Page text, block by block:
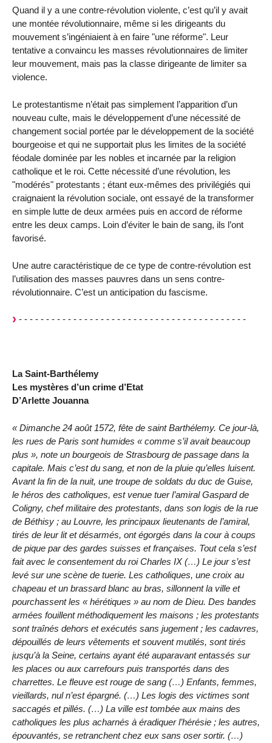
Quand il y a une contre-révolution violente, c’est qu’il y avait
une montée révolutionnaire, même si les dirigeants du
mouvement s’ingéniaient à en faire "une réforme". Leur
tentative a convaincu les masses révolutionnaires de limiter
leur mouvement, mais pas la classe dirigeante de limiter sa
violence.
Le protestantisme n’était pas simplement l’apparition d’un
nouveau culte, mais le développement d’une nécessité de
changement social portée par le développement de la société
bourgeoise et qui ne supportait plus les limites de la société
féodale dominée par les nobles et incarnée par la religion
catholique et le roi. Cette nécessité d’une révolution, les
"modérés" protestants ; étant eux-mêmes des privilégiés qui
craignaient la révolution sociale, ont essayé de la transformer
en simple lutte de deux armées puis en accord de réforme
entre les deux camps. Loin d’éviter le bain de sang, ils l’ont
favorisé.
Une autre caractéristique de ce type de contre-révolution est
l’utilisation des masses pauvres dans un sens contre-
révolutionnaire. C’est un anticipation du fascisme.
- - - - - - - - - - - - - - - - - - - - - - - - - - - - - - - - - - - - - - - - - -
La Saint-Barthélemy
Les mystères d’un crime d’Etat
D’Arlette Jouanna
« Dimanche 24 août 1572, fête de saint Barthélemy. Ce jour-là,
les rues de Paris sont humides « comme s’il avait beaucoup
plus », note un bourgeois de Strasbourg de passage dans la
capitale. Mais c’est du sang, et non de la pluie qu’elles luisent.
Avant la fin de la nuit, une troupe de soldats du duc de Guise,
le héros des catholiques, est venue tuer l’amiral Gaspard de
Coligny, chef militaire des protestants, dans son logis de la rue
de Béthisy ; au Louvre, les principaux lieutenants de l’amiral,
tirés de leur lit et désarmés, ont égorgés dans la cour à coups
de pique par des gardes suisses et françaises. Tout cela s’est
fait avec le consentement du roi Charles IX (…) Le jour s’est
levé sur une scène de tuerie. Les catholiques, une croix au
chapeau et un brassard blanc au bras, sillonnent la ville et
pourchassent les « hérétiques » au nom de Dieu. Des bandes
armées fouillent méthodiquement les maisons ; les protestants
sont traînés dehors et exécutés sans jugement ; les cadavres,
dépouillés de leurs vêtements et souvent mutilés, sont tirés
jusqu’à la Seine, certains ayant été auparavant entassés sur
les places ou aux carrefours puis transportés dans des
charrettes. Le fleuve est rouge de sang (…) Enfants, femmes,
vieillards, nul n’est épargné. (…) Les logis des victimes sont
saccagés et pillés. (…) La ville est tombée aux mains des
catholiques les plus acharnés à éradiquer l’hérésie ; les autres,
épouvantés, se retranchent chez eux sans oser sortir. (…)